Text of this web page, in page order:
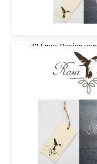
#2 Logo-Design von